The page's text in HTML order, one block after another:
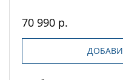
70 990 р.